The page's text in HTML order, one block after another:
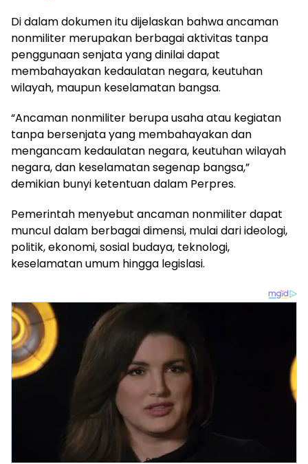
Di dalam dokumen itu dijelaskan bahwa ancaman
nonmiliter merupakan berbagai aktivitas tanpa
penggunaan senjata yang dinilai dapat
membahayakan kedaulatan negara, keutuhan
wilayah, maupun keselamatan bangsa.
“Ancaman nonmiliter berupa usaha atau kegiatan
tanpa bersenjata yang membahayakan dan
mengancam kedaulatan negara, keutuhan wilayah
negara, dan keselamatan segenap bangsa,”
demikian bunyi ketentuan dalam Perpres.
Pemerintah menyebut ancaman nonmiliter dapat
muncul dalam berbagai dimensi, mulai dari ideologi,
politik, ekonomi, sosial budaya, teknologi,
keselamatan umum hingga legislasi.